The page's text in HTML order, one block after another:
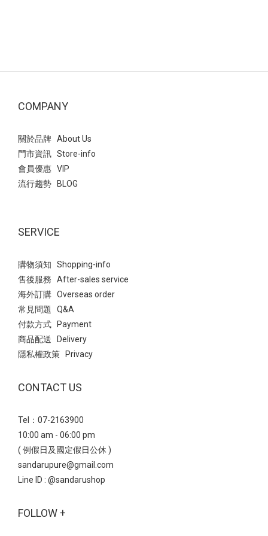
COMPANY
關於品牌 About Us
門市資訊 Store-info
會員優惠 VIP
流行趨勢 BLOG
SERVICE
購物須知 Shopping-info
售後服務 After-sales service
海外訂購 Overseas order
常見問題 Q&A
付款方式 Payment
商品配送 Delivery
隱私權政策 Privacy
CONTACT US
Tel：07-2163900
10:00 am - 06:00 pm
( 例假日及國定假日公休 )
sandarupure@gmail.com
Line ID : @sandarushop
FOLLOW +